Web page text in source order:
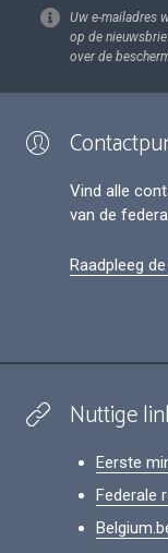
Uw e-mailadres
op de
over de
Vind alle
van de
Raadpleeg
Nuttige
Eerste
Federale